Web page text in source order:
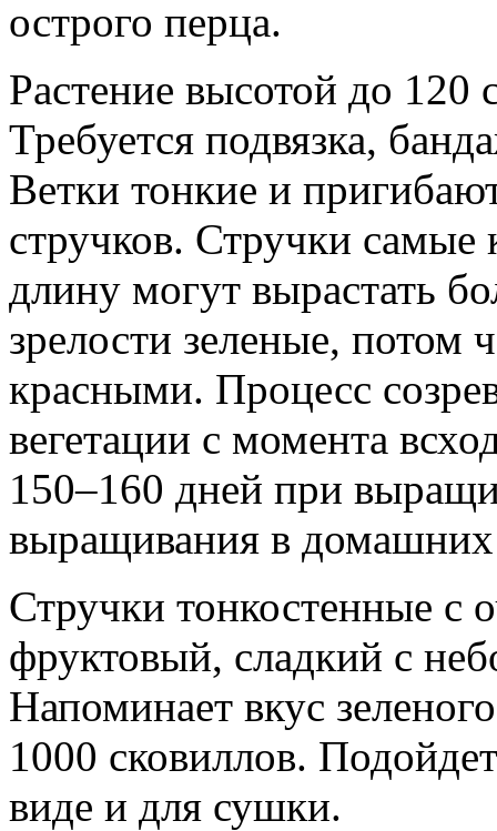
острого перца.
Растение высотой до 120
Требуется подвязка,
Ветки тонкие и
стручков. Стручки самые
длину могут вырастать
зрелости зеленые, потом
красными. Процесс
вегетации с момента
150–160 дней при
выращивания в домашних
Стручки тонкостенные с
фруктовый, сладкий с
Напоминает вкус
1000 сковиллов.
виде и для сушки.